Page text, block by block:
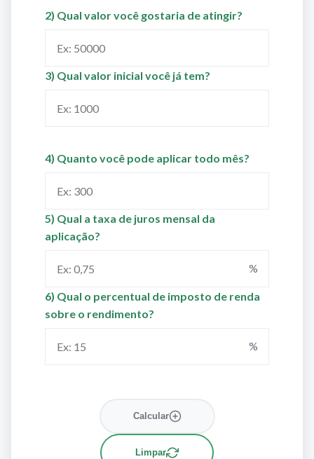
2) Qual valor você gostaria de atingir?
3) Qual valor inicial você já tem?
4) Quanto você pode aplicar todo mês?
5) Qual a taxa de juros mensal da
aplicação?
%
6) Qual o percentual de imposto de renda
sobre o rendimento?
%
Calcular
Limpar